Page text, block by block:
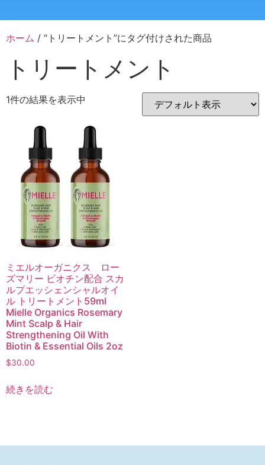
ホーム / “トリートメント”にタグ付けされた商品
トリートメント
1件の結果を表示中
ミエルオーガニクス ロー
ズマリー ビオチン配合 スカ
ルプエッシェンシャルオイ
ル トリートメント59ml
Mielle Organics Rosemary
Mint Scalp & Hair
Strengthening Oil With
Biotin & Essential Oils 2oz
$30.00
続きを読む